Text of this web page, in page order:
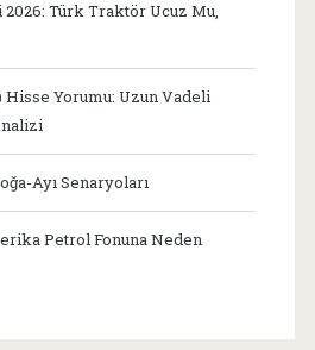
Türk Traktör Ucuz Mu,
Yorumu: Uzun Vadeli
Ayı Senaryoları
Petrol Fonuna Neden